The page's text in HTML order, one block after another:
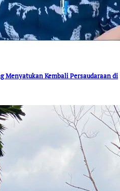
Menyatukan Kembali Persaudaraan di